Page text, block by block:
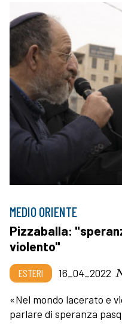
MEDIO ORIENTE
Pizzaballa:
violento"
ESTERI 16_04_2022
«Nel mondo lacerato e
parlare di speranza